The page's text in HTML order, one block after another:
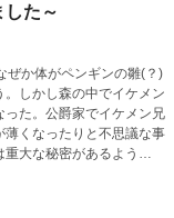
た～
ぜか体がペンギンの雛(？)
しかし森の中でイケメン
た。公爵家でイケメン兄
くなったりと不思議な事
大な秘密があるよう
ンタジーなので冒険し